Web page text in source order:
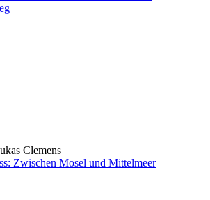
Zwischen Mosel und Mittelmeer